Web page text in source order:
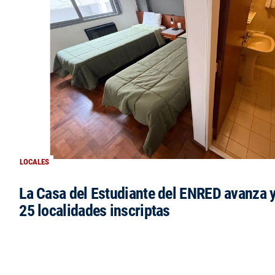
LOCALES
La Casa del Estudiante del ENRED avanza
25 localidades inscriptas